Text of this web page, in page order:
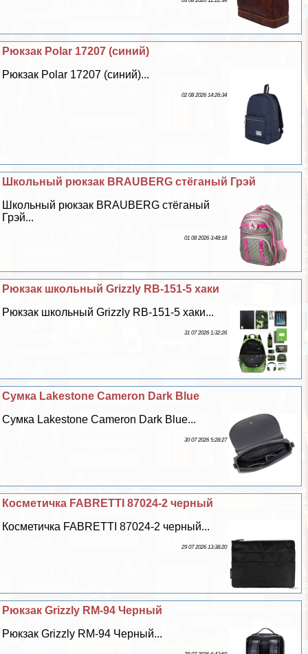
Рюкзак Polar 17207 (синий)
Рюкзак Polar 17207 (синий)...
02 08 2026 14:26:34
Школьный рюкзак BRAUBERG стёганый Грэй
Школьный рюкзак BRAUBERG стёганый
Грэй...
01 08 2026 3:48:18
Рюкзак школьный Grizzly RB-151-5 хаки
Рюкзак школьный Grizzly RB-151-5 хаки...
31 07 2026 1:32:26
Сумка Lakestone Cameron Dark Blue
Сумка Lakestone Cameron Dark Blue...
30 07 2026 5:28:27
Косметичка FABRETTI 87024-2 черный
Косметичка FABRETTI 87024-2 черный...
29 07 2026 13:38:20
Рюкзак Grizzly RM-94 Черный
Рюкзак Grizzly RM-94 Черный...